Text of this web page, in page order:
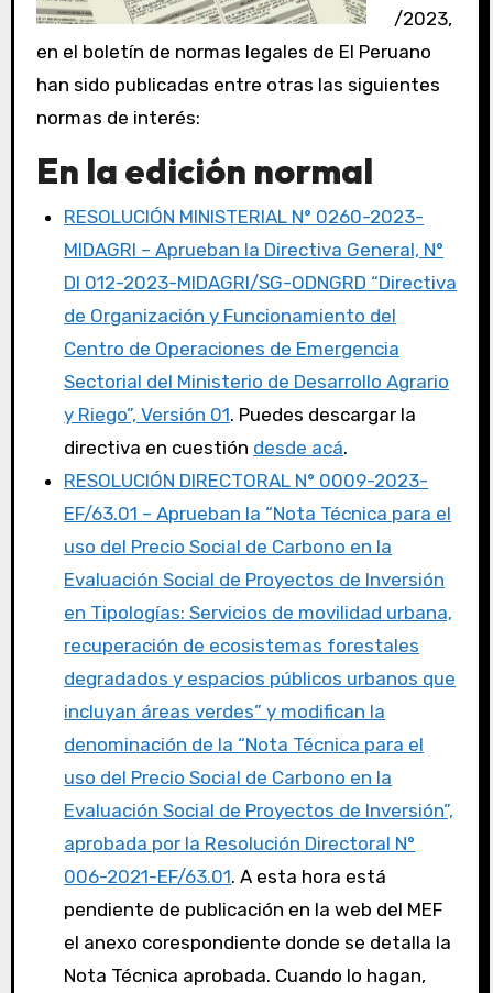
/2023,
en el boletín de normas legales de El Peruano
han sido publicadas entre otras las siguientes
normas de interés:
En la edición normal
RESOLUCIÓN MINISTERIAL N° 0260-2023-
MIDAGRI – Aprueban la Directiva General, N°
DI 012-2023-MIDAGRI/SG-ODNGRD “Directiva
de Organización y Funcionamiento del
Centro de Operaciones de Emergencia
Sectorial del Ministerio de Desarrollo Agrario
y Riego”, Versión 01. Puedes descargar la
directiva en cuestión desde acá.
RESOLUCIÓN DIRECTORAL N° 0009-2023-
EF/63.01 – Aprueban la “Nota Técnica para el
uso del Precio Social de Carbono en la
Evaluación Social de Proyectos de Inversión
en Tipologías: Servicios de movilidad urbana,
recuperación de ecosistemas forestales
degradados y espacios públicos urbanos que
incluyan áreas verdes” y modifican la
denominación de la “Nota Técnica para el
uso del Precio Social de Carbono en la
Evaluación Social de Proyectos de Inversión”,
aprobada por la Resolución Directoral N°
006-2021-EF/63.01. A esta hora está
pendiente de publicación en la web del MEF
el anexo corespondiente donde se detalla la
Nota Técnica aprobada. Cuando lo hagan,